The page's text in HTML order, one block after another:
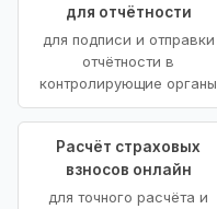
для отчётности
для подписи и отправки
отчётности в
контролирующие органы
Расчёт страховых
взносов онлайн
для точного расчёта и